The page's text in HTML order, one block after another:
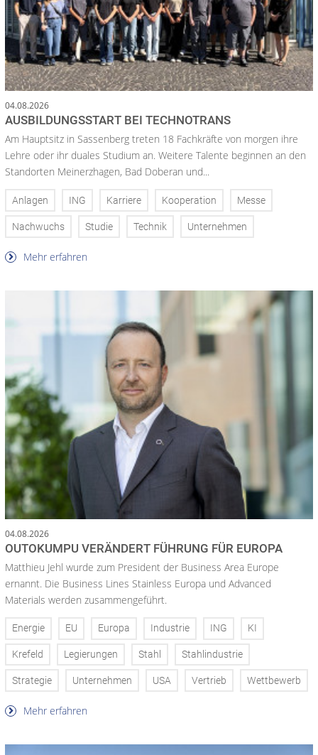
04.08.2026
AUSBILDUNGSSTART BEI TECHNOTRANS
Am Hauptsitz in Sassenberg treten 18 Fachkräfte von morgen ihre
Lehre oder ihr duales Studium an. Weitere Talente beginnen an den
Standorten Meinerzhagen, Bad Doberan und...
Anlagen ING Karriere Kooperation Messe
Nachwuchs Studie Technik Unternehmen
Mehr erfahren
04.08.2026
OUTOKUMPU VERÄNDERT FÜHRUNG FÜR EUROPA
Matthieu Jehl wurde zum President der Business Area Europe
ernannt. Die Business Lines Stainless Europa und Advanced
Materials werden zusammengeführt.
Energie EU Europa Industrie ING KI
Krefeld Legierungen Stahl Stahlindustrie
Strategie Unternehmen USA Vertrieb Wettbewerb
Mehr erfahren